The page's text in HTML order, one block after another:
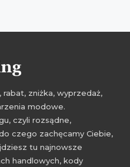
zniżka, wyprzedaż,
modowe.
czyli rozsądne,
czego zachęcamy Ciebie,
tu najnowsze
handlowych, kody